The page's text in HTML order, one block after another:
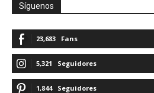
Síguenos
23,683 Fans
5,321 Seguidores
1,844 Seguidores